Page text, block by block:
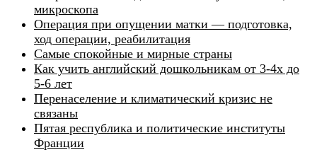
микроскопа
Операция при опущении матки — подготовка,
ход операции, реабилитация
Самые спокойные и мирные страны
Как учить английский дошкольникам от 3-4х до
5-6 лет
Перенаселение и климатический кризис не
связаны
Пятая республика и политические институты
Франции